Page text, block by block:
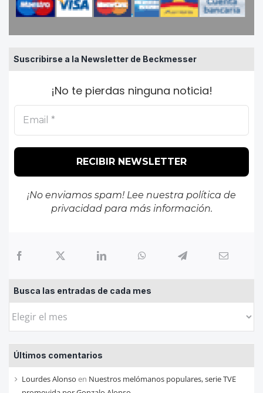
Suscribirse a la Newsletter de Beckmesser
¡No te pierdas ninguna noticia!
¡No enviamos spam! Lee nuestra política de
privacidadpara más información.
Busca las entradas de cada mes
Busca
entradas
de
cada
Últimos comentarios
Lourdes Alonso en Nuestros melómanos populares, serie TVE